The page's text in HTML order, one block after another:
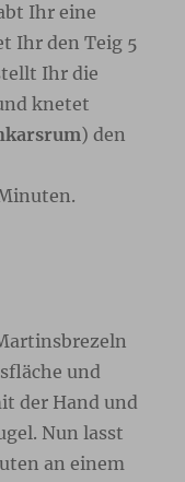
Ihr eine
Ihr den Teig 5
Ihr die
knetet
) den
und
der Hand und
Nun lasst
an einem